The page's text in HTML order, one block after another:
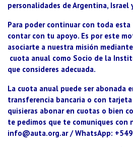
personalidades de Argentina, Israel
Para poder continuar con toda esta
contar con tu apoyo. Es por este
asociarte a nuestra misión
cuota anual como Socio de la
que consideres adecuada.
La cuota anual puede ser abonada
transferencia bancaria o con
quisieras abonar en cuotas o bien
te pedimos que te comuniques con
info@auta.org.ar / WhatsApp: